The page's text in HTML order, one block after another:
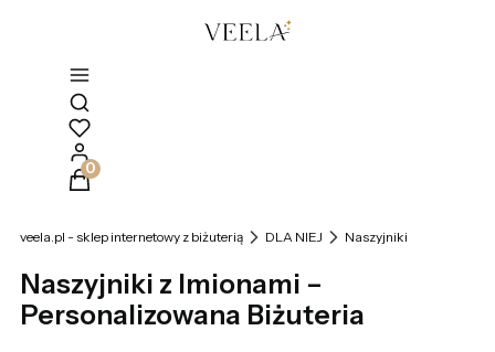
Otwórz wyszukiwarkę
Produkty w koszyku: 0. Zobacz szczegóły
veela.pl - sklep internetowy z biżuterią DLA NIEJ Naszyjniki
Naszyjniki z Imionami –
Personalizowana Biżuteria